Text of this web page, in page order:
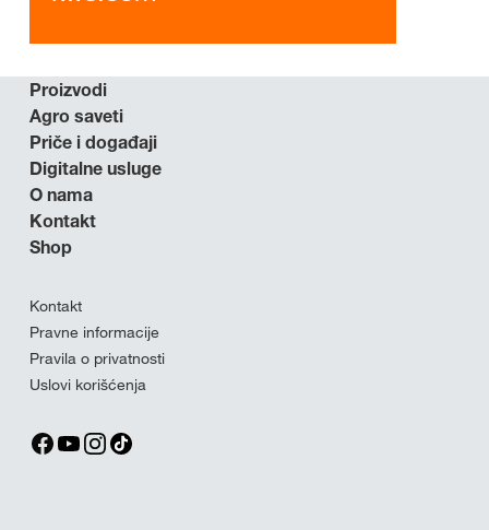
Proizvodi
Agro saveti
Priče i događaji
Digitalne usluge
O nama
Kontakt
Shop
Kontakt
Pravne informacije
Pravila o privatnosti
Uslovi korišćenja